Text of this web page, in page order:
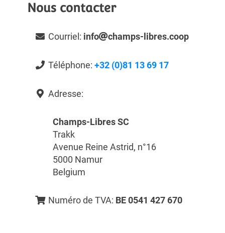
Nous contacter
Courriel: info champs-libres.coop
Téléphone: +32 (0)81 13 69 17
Adresse:
Champs-Libres SC
Trakk
Avenue Reine Astrid, n°16
5000 Namur
Belgium
Numéro de TVA: BE 0541 427 670